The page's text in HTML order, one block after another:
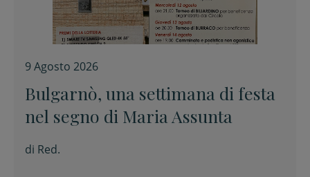
9 Agosto 2026
Bulgarnò, una settimana di festa
nel segno di Maria Assunta
di Red.